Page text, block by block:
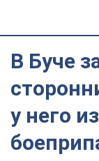
В Буче
у него